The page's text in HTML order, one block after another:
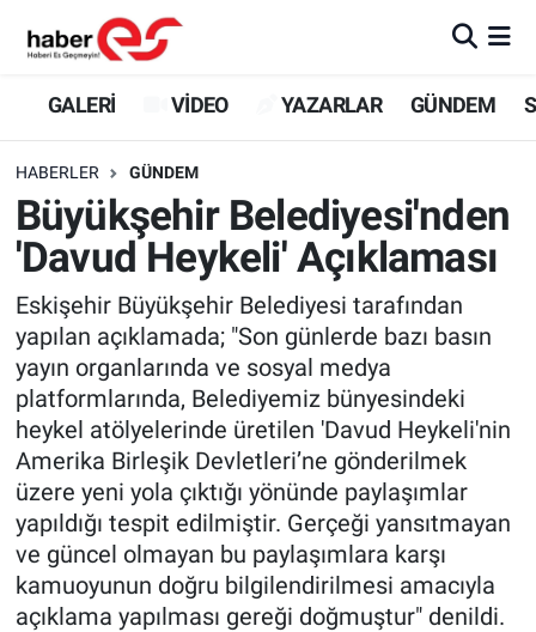
GALERİ VİDEO YAZARLAR GÜNDEM
HABERLER GÜNDEM
Büyükşehir Belediyesi'nden
'Davud Heykeli' Açıklaması
Eskişehir Büyükşehir Belediyesi tarafından
yapılan açıklamada; "Son günlerde bazı basın
yayın organlarında ve sosyal medya
platformlarında, Belediyemiz bünyesindeki
heykel atölyelerinde üretilen 'Davud Heykeli'nin
Amerika Birleşik Devletleri’ne gönderilmek
üzere yeni yola çıktığı yönünde paylaşımlar
yapıldığı tespit edilmiştir. Gerçeği yansıtmayan
ve güncel olmayan bu paylaşımlara karşı
kamuoyunun doğru bilgilendirilmesi amacıyla
açıklama yapılması gereği doğmuştur" denildi.
GALERİ
YAZARLAR
GÜNDEM
SİYASET
TEKNOLOJİ
EKONOMİ
SPOR
ASAYİŞ
Eskişehir Nöbetçi Eczaneler
Eskişehir Trafik Yoğunluk Haritası
Süper Lig Puan Durumu ve Fikstür
Tüm Manşetler
Son Dakika Haberleri
Haber Arşivi